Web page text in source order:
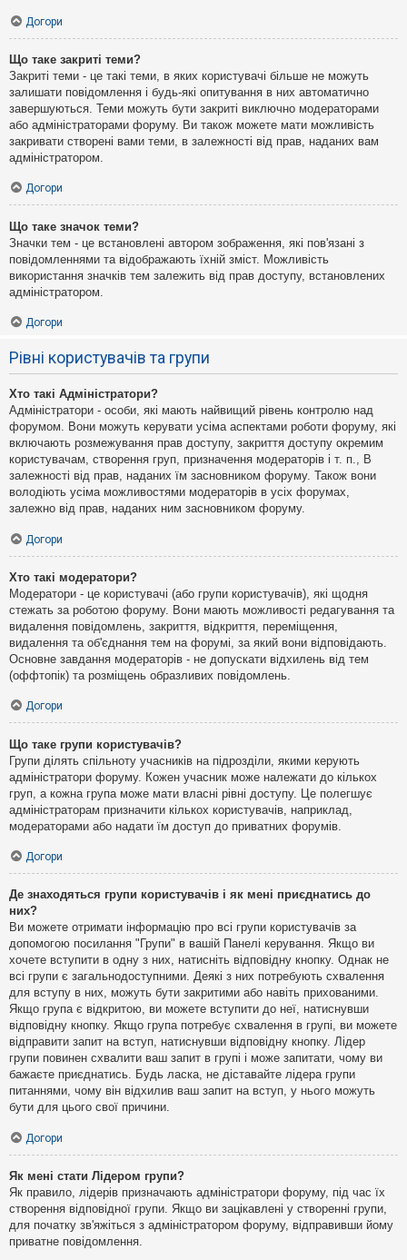
Догори
Що таке закриті теми?
Закриті теми - це такі теми, в яких користувачі більше не можуть
залишати повідомлення і будь-які опитування в них автоматично
завершуються. Теми можуть бути закриті виключно модераторами
або адміністраторами форуму. Ви також можете мати можливість
закривати створені вами теми, в залежності від прав, наданих вам
адміністратором.
Догори
Що таке значок теми?
Значки тем - це встановлені автором зображення, які пов'язані з
повідомленнями та відображають їхній зміст. Можливість
використання значків тем залежить від прав доступу, встановлених
адміністратором.
Догори
Рівні користувачів та групи
Хто такі Адміністратори?
Адміністратори - особи, які мають найвищий рівень контролю над
форумом. Вони можуть керувати усіма аспектами роботи форуму, які
включають розмежування прав доступу, закриття доступу окремим
користувачам, створення груп, призначення модераторів і т. п., В
залежності від прав, наданих їм засновником форуму. Також вони
володіють усіма можливостями модераторів в усіх форумах,
залежно від прав, наданих ним засновником форуму.
Догори
Хто такі модератори?
Модератори - це користувачі (або групи користувачів), які щодня
стежать за роботою форуму. Вони мають можливості редагування та
видалення повідомлень, закриття, відкриття, переміщення,
видалення та об'єднання тем на форумі, за який вони відповідають.
Основне завдання модераторів - не допускати відхилень від тем
(оффтопік) та розміщень образливих повідомлень.
Догори
Що таке групи користувачів?
Групи ділять спільноту учасників на підрозділи, якими керують
адміністратори форуму. Кожен учасник може належати до кількох
груп, а кожна група може мати власні рівні доступу. Це полегшує
адміністраторам призначити кількох користувачів, наприклад,
модераторами або надати їм доступ до приватних форумів.
Догори
Де знаходяться групи користувачів і як мені приєднатись до
них?
Ви можете отримати інформацію про всі групи користувачів за
допомогою посилання "Групи" в вашій Панелі керування. Якщо ви
хочете вступити в одну з них, натисніть відповідну кнопку. Однак не
всі групи є загальнодоступними. Деякі з них потребують схвалення
для вступу в них, можуть бути закритими або навіть прихованими.
Якщо група є відкритою, ви можете вступити до неї, натиснувши
відповідну кнопку. Якщо група потребує схвалення в групі, ви можете
відправити запит на вступ, натиснувши відповідну кнопку. Лідер
групи повинен схвалити ваш запит в групі і може запитати, чому ви
бажаєте приєднатись. Будь ласка, не діставайте лідера групи
питаннями, чому він відхилив ваш запит на вступ, у нього можуть
бути для цього свої причини.
Догори
Як мені стати Лідером групи?
Як правило, лідерів призначають адміністратори форуму, під час їх
створення відповідної групи. Якщо ви зацікавлені у створенні групи,
для початку зв'яжіться з адміністратором форуму, відправивши йому
приватне повідомлення.